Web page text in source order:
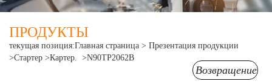
ПРОДУКТЫ
текущая позиция:Главная страница > Презентация продукции
>Стартер >Картер. >N90TP2062B
Возвращение